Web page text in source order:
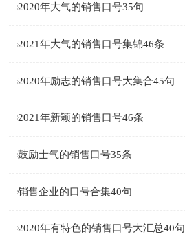
2020年大气的销售口号35句
2021年大气的销售口号集锦46条
2020年励志的销售口号大集合45句
2021年新颖的销售口号46条
鼓励士气的销售口号35条
销售企业的口号合集40句
2020年有特色的销售口号大汇总40句